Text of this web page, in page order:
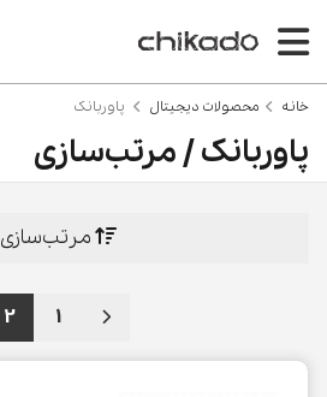
خانه محصولات دیجیتال پاوربانک
پاوربانک / مرتب‌سازی
مرتب‌سازی
1
2